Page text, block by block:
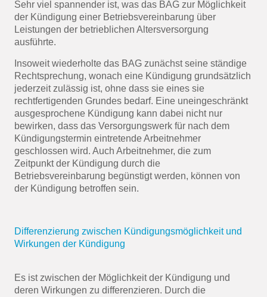
Sehr viel spannender ist, was das BAG zur Möglichkeit
der Kündigung einer Betriebsvereinbarung über
Leistungen der betrieblichen Altersversorgung
ausführte.
Insoweit wiederholte das BAG zunächst seine ständige
Rechtsprechung, wonach eine Kündigung grundsätzlich
jederzeit zulässig ist, ohne dass sie eines sie
rechtfertigenden Grundes bedarf. Eine uneingeschränkt
ausgesprochene Kündigung kann dabei nicht nur
bewirken, dass das Versorgungswerk für nach dem
Kündigungstermin eintretende Arbeitnehmer
geschlossen wird. Auch Arbeitnehmer, die zum
Zeitpunkt der Kündigung durch die
Betriebsvereinbarung begünstigt werden, können von
der Kündigung betroffen sein.
Differenzierung zwischen Kündigungsmöglichkeit und
Wirkungen der Kündigung
Es ist zwischen der Möglichkeit der Kündigung und
deren Wirkungen zu differenzieren. Durch die